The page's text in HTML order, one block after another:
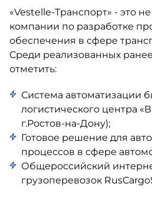
«Vestelle-Транспорт» - это
компании по разработке
обеспечения в сфере
Среди реализованных
отметить:
Система автоматизации
логистического центра
г.Ростов-на-Дону);
Готовое решение для
процессов в сфере
Общероссийский
грузоперевозок